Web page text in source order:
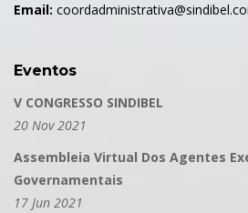
Email:
Eventos
V CONGRESSO SINDIBEL
20 Nov 2021
Assembleia Virtual Dos Agentes
Governamentais
17 Jun 2021